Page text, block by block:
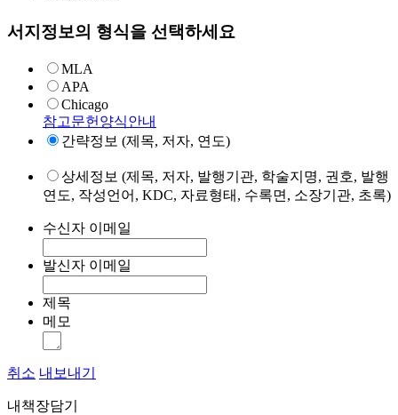
서지정보의 형식을 선택하세요
MLA
APA
Chicago
참고문헌양식안내
간략정보 (제목, 저자, 연도)
상세정보 (제목, 저자, 발행기관, 학술지명, 권호, 발행
연도, 작성언어, KDC, 자료형태, 수록면, 소장기관, 초록)
수신자 이메일
발신자 이메일
제목
메모
취소 내보내기
내책장담기